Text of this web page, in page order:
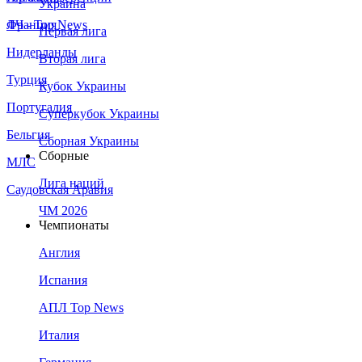
Франция
Нидерланды
Турция
Португалия
Бельгия
МЛС
Саудовская Аравия
ЛЧ - Top News
Украина
Первая лига
Вторая лига
Кубок Украины
Суперкубок Украины
Сборная Украины
Сборные
Лига наций
ЧМ 2026
Чемпионаты
Англия
Испания
АПЛ Top News
Италия